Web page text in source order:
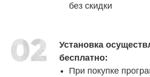
без скидки
Установка
бесплатно:
При покупке